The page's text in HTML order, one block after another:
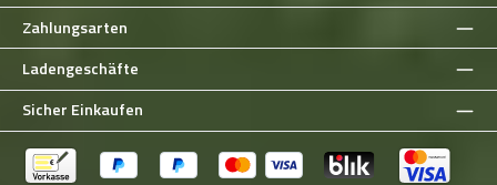
Zahlungsarten
Ladengeschäfte
Sicher Einkaufen